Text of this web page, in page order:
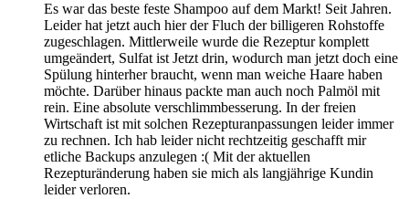
Es war das beste feste Shampoo auf dem Markt! Seit Jahren.
Leider hat jetzt auch hier der Fluch der billigeren Rohstoffe
zugeschlagen. Mittlerweile wurde die Rezeptur komplett
umgeändert, Sulfat ist Jetzt drin, wodurch man jetzt doch eine
Spülung hinterher braucht, wenn man weiche Haare haben
möchte. Darüber hinaus packte man auch noch Palmöl mit
rein. Eine absolute verschlimmbesserung. In der freien
Wirtschaft ist mit solchen Rezepturanpassungen leider immer
zu rechnen. Ich hab leider nicht rechtzeitig geschafft mir
etliche Backups anzulegen :( Mit der aktuellen
Rezepturänderung haben sie mich als langjährige Kundin
leider verloren.